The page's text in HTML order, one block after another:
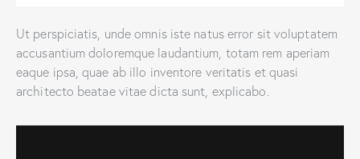
Ut perspiciatis, unde omnis iste natus error sit voluptatem
accusantium doloremque laudantium, totam rem aperiam
eaque ipsa, quae ab illo inventore veritatis et quasi
architecto beatae vitae dicta sunt, explicabo.